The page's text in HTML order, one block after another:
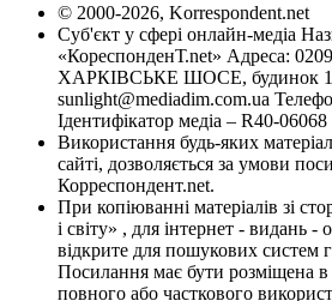
© 2000-2026, Korrespondent.net
Суб'єкт у сфері онлайн-медіа
«КореспонденТ.net» Адреса:
ХАРКІВСЬКЕ ШОСЕ, будинок
sunlight@mediadim.com.ua
Ідентифікатор медіа – R40-06068
Використання будь-яких
сайті, дозволяється за умови
Корреспондент.net.
При копіюванні матеріалів зі
і світу» , для інтернет - видань -
відкрите для пошукових систем
Посилання має бути розміщена в
повного або часткового